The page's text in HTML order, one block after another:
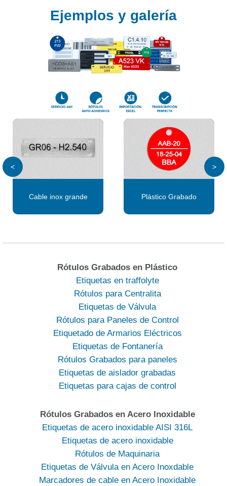
Ejemplos y galería
< >
Cable inox grande Plástico Grabado
Rótulos Grabados en Plástico
Etiquetas en traffolyte
Rótulos para Centralita
Etiquetas de Válvula
Rótulos para Paneles de Control
Etiquetado de Armarios Eléctricos
Etiquetas de Fontanería
Rótulos Grabados para paneles
Etiquetas de aislador grabadas
Etiquetas para cajas de control
Rótulos Grabados en Acero Inoxidable
Etiquetas de acero inoxidable AISI 316L
Etiquetas de acero inoxidable
Rótulos de Maquinaria
Etiquetas de Válvula en Acero Inoxdable
Marcadores de cable en Acero Inoxidable